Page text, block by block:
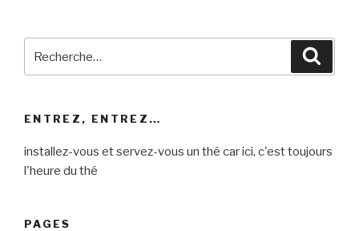
pour
ENTREZ, ENTREZ…
installez-vous et servez-vous un thé car ici, c'est toujours
l'heure du thé
PAGES